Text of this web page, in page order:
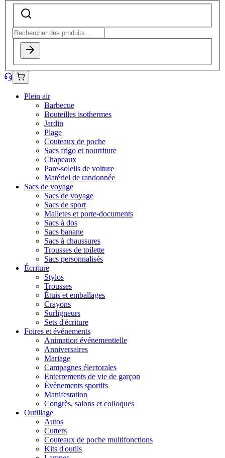
Plein air
Barbecue
Bouteilles isothermes
Jardin
Plage
Couteaux de poche
Sacs frigo et nourriture
Chapeaux
Pare-soleils de voiture
Matériel de randonnée
Sacs de voyage
Sacs de voyage
Sacs de sport
Malletes et porte-documents
Sacs à dos
Sacs banane
Sacs à chaussures
Trousses de toilette
Sacs personnalisés
Écriture
Stylos
Trousses
Étuis et emballages
Crayons
Surligneurs
Sets d'écriture
Foires et événements
Animation événementielle
Anniversaires
Mariage
Campagnes électorales
Enterrements de vie de garçon
Événements sportifs
Manifestation
Congrès, salons et colloques
Outillage
Autos
Cutters
Couteaux de poche multifonctions
Kits d'outils